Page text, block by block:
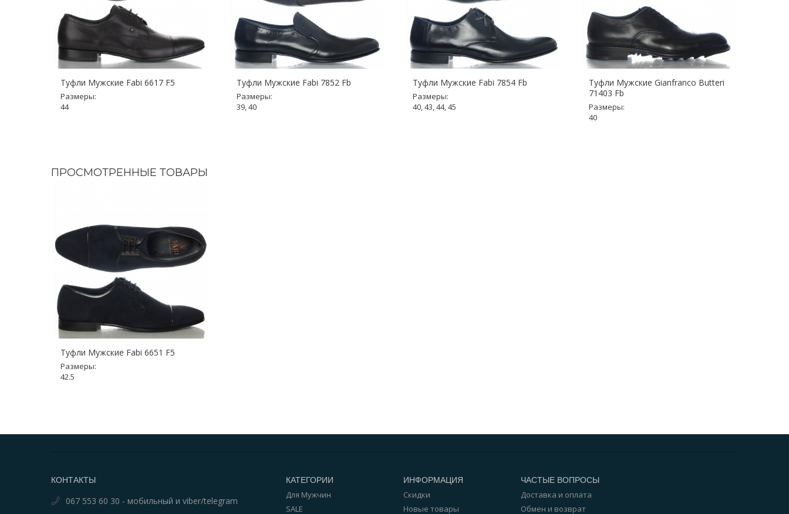
Туфли Мужские Fabi 6617 F5
Размеры:
44
Туфли Мужские Fabi 7852 Fb
Размеры:
39, 40
Туфли Мужские Fabi 7854 Fb
Размеры:
40, 43, 44, 45
Туфли Мужские Gianfranco Butteri
71403 Fb
Размеры:
40
ПРОСМОТРЕННЫЕ ТОВАРЫ
Туфли Мужские Fabi 6651 F5
Размеры:
42.5
КОНТАКТЫ
067 553 60 30 - мобильный и viber/telegram
КАТЕГОРИИ
Для Мужчин
SALE
ИНФОРМАЦИЯ
Скидки
Новые товары
ЧАСТЫЕ ВОПРОСЫ
Доставка и оплата
Обмен и возврат